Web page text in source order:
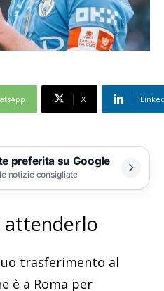
X
preferita su Google
notizie consigliate
attenderlo
trasferimento al
è a Roma per